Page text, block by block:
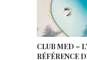
CLUB MED –
RÉFÉRENCE